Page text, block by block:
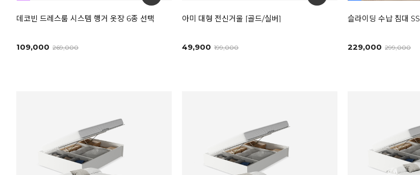
데코빈 드레스룸 시스템 행거 옷장 6종 선택
109,000 269,000
아미 대형 전신거울 [골드/실버]
49,900 199,000
슬라이딩 수납 침대 SS
229,000 299,000